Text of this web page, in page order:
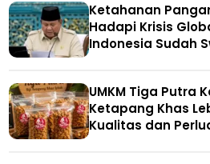
Ketahanan
Hadapi Krisis
Indonesia Sudah
UMKM Tiga Putra
Ketapang Khas
Kualitas dan